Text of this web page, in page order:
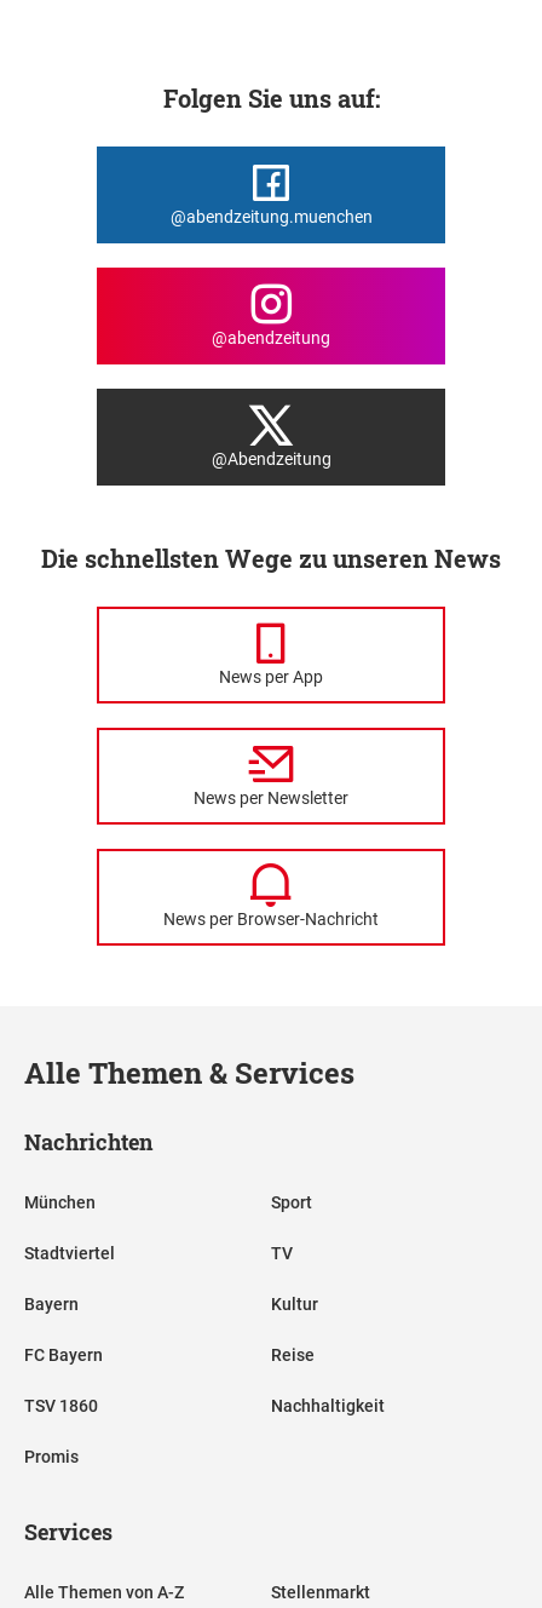
Folgen Sie uns auf:
@abendzeitung.muenchen
@abendzeitung
@Abendzeitung
Die schnellsten Wege zu unseren News
News per App
News per Newsletter
News per Browser-Nachricht
Alle Themen & Services
Nachrichten
München
Stadtviertel
Bayern
FC Bayern
TSV 1860
Promis
Sport
TV
Kultur
Reise
Nachhaltigkeit
Services
Alle Themen von A-Z Stellenmarkt